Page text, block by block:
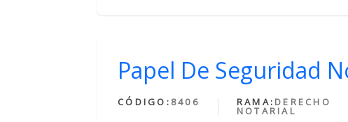
Papel De Seguridad
CÓDIGO: 8406 RAMA: DERECHO
NOTARIAL